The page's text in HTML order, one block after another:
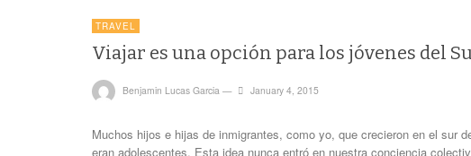
TRAVEL
Viajar es una opción para los jóvenes del
Benjamin Lucas Garcia — January 4, 2015
Muchos hijos e hijas de inmigrantes, como yo, que crecieron en el sur
eran adolescentes. Esta idea nunca entró en nuestra conciencia